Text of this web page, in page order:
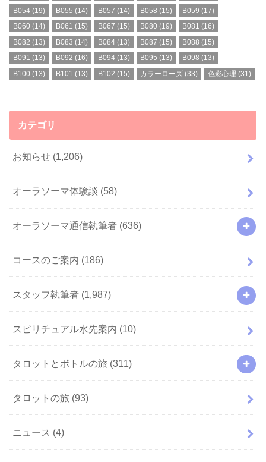
B054 (19) B055 (14) B057 (14) B058 (15) B059 (17)
B060 (14) B061 (15) B067 (15) B080 (19) B081 (16)
B082 (13) B083 (14) B084(13) B087 (15) B088 (15)
B091 (13) B092 (16) B094(13) B095 (13) B098 (13)
B100 (13) B101 (13) B102 (15) カラーローズ (33) 色彩心理 (31)
カテゴリ
お知らせ (1,206)
オーラソーマ体験談 (58)
オーラソーマ通信執筆者 (636)
コースのご案内 (186)
スタッフ執筆者 (1,987)
スピリチュアル水先案内 (10)
タロットとボトルの旅 (311)
タロットの旅 (93)
ニュース (4)